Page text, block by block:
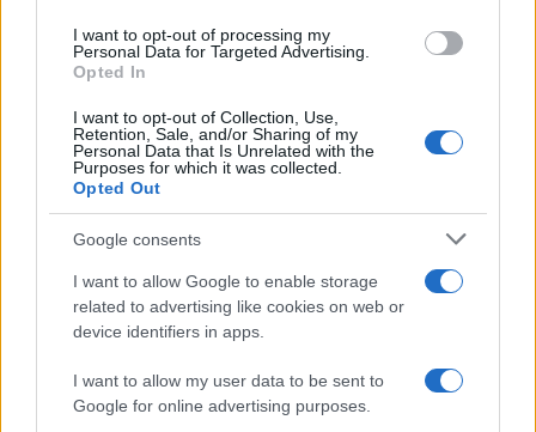
I want to opt-out of processing my
Personal Data for Targeted Advertising.
Opted In
I want to opt-out of Collection, Use,
Retention, Sale, and/or Sharing of my
Personal Data that Is Unrelated with the
Purposes for which it was collected.
Opted Out
Google consents
I want to allow Google to enable storage
related to advertising like cookies on web or
device identifiers in apps.
I want to allow my user data to be sent to
Google for online advertising purposes.